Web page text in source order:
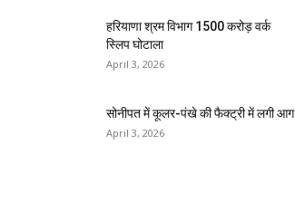
हरियाणा श्रम विभाग 1500 करोड़ वर्क
स्लिप घोटाला
April 3, 2026
सोनीपत में कूलर-पंखे की फैक्ट्री में लगी आग
April 3, 2026